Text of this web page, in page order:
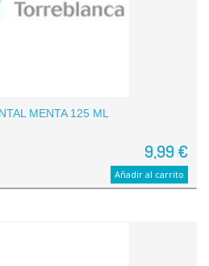
MENTA 125 ML
9,99 €
Añadir al carrito